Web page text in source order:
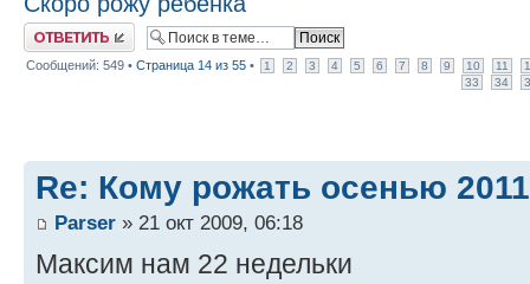
Ответить
Сообщений: 549 • Страница 14 из 55 • 1 2 3 4 5 6 7 8 9 10 11
33
34
Re: Кому рожать осенью
Parser » 21 окт 2009, 06:18
Максим нам 22 недельки